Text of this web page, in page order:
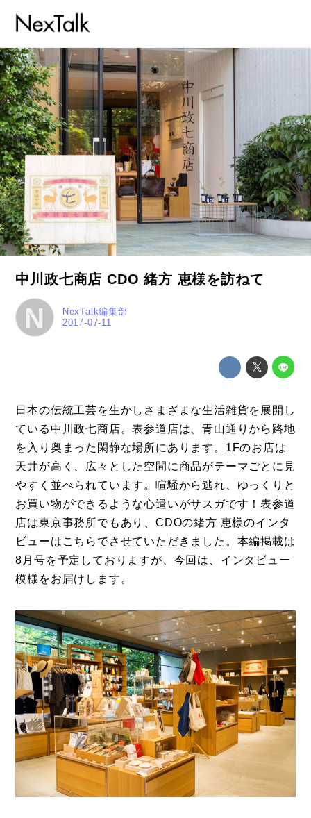
コラム
特集
事例
トピックス
Photos
登録
お問い合わせ
中川政七商店 CDO 緒方 恵様を訪ねて
N 2017-07-11
NexTalk編集部
日本の伝統工芸を生かしさまざまな生活雑貨を展開し
ている中川政七商店。表参道店は、青山通りから路地
を入り奥まった閑静な場所にあります。1Fのお店は
天井が高く、広々とした空間に商品がテーマごとに見
やすく並べられています。喧騒から逃れ、ゆっくりと
お買い物ができるような心遣いがサスガです！表参道
店は東京事務所でもあり、CDOの緒方 恵様のインタ
ビューはこちらでさせていただきました。本編掲載は
8月号を予定しておりますが、今回は、インタビュー
模様をお届けします。